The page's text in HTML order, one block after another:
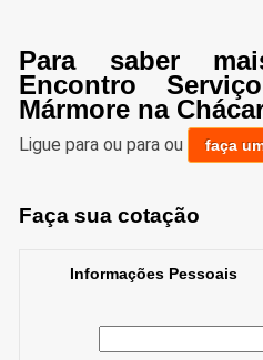
Para saber
Encontro
Mármore na
Ligue paraou paraou faça
Faça sua cotação
Informações Pessoais